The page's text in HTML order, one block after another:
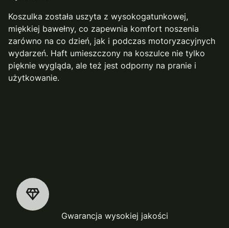
Koszulka została uszyta z wysokogatunkowej,
miękkiej bawełny, co zapewnia komfort noszenia
zarówno na co dzień, jak i podczas motoryzacyjnych
wydarzeń. Haft umieszczony na koszulce nie tylko
pięknie wygląda, ale też jest odporny na pranie i
użytkowanie.
Gwarancja wysokiej jakości